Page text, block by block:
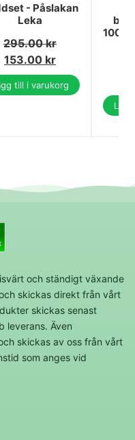
- Påslakan
Leka
295.00kr
153.00 kr
till i varukorg
och ständigt växande
skickas direkt från vårt
skickas senast
leverans. Även
skickas av oss från vårt
som anges vid